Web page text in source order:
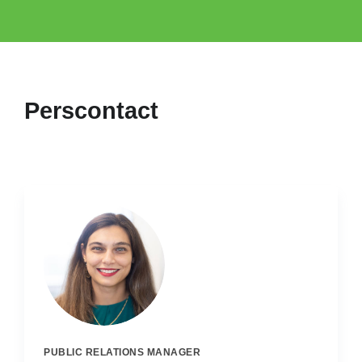
Perscontact
PUBLIC RELATIONS MANAGER